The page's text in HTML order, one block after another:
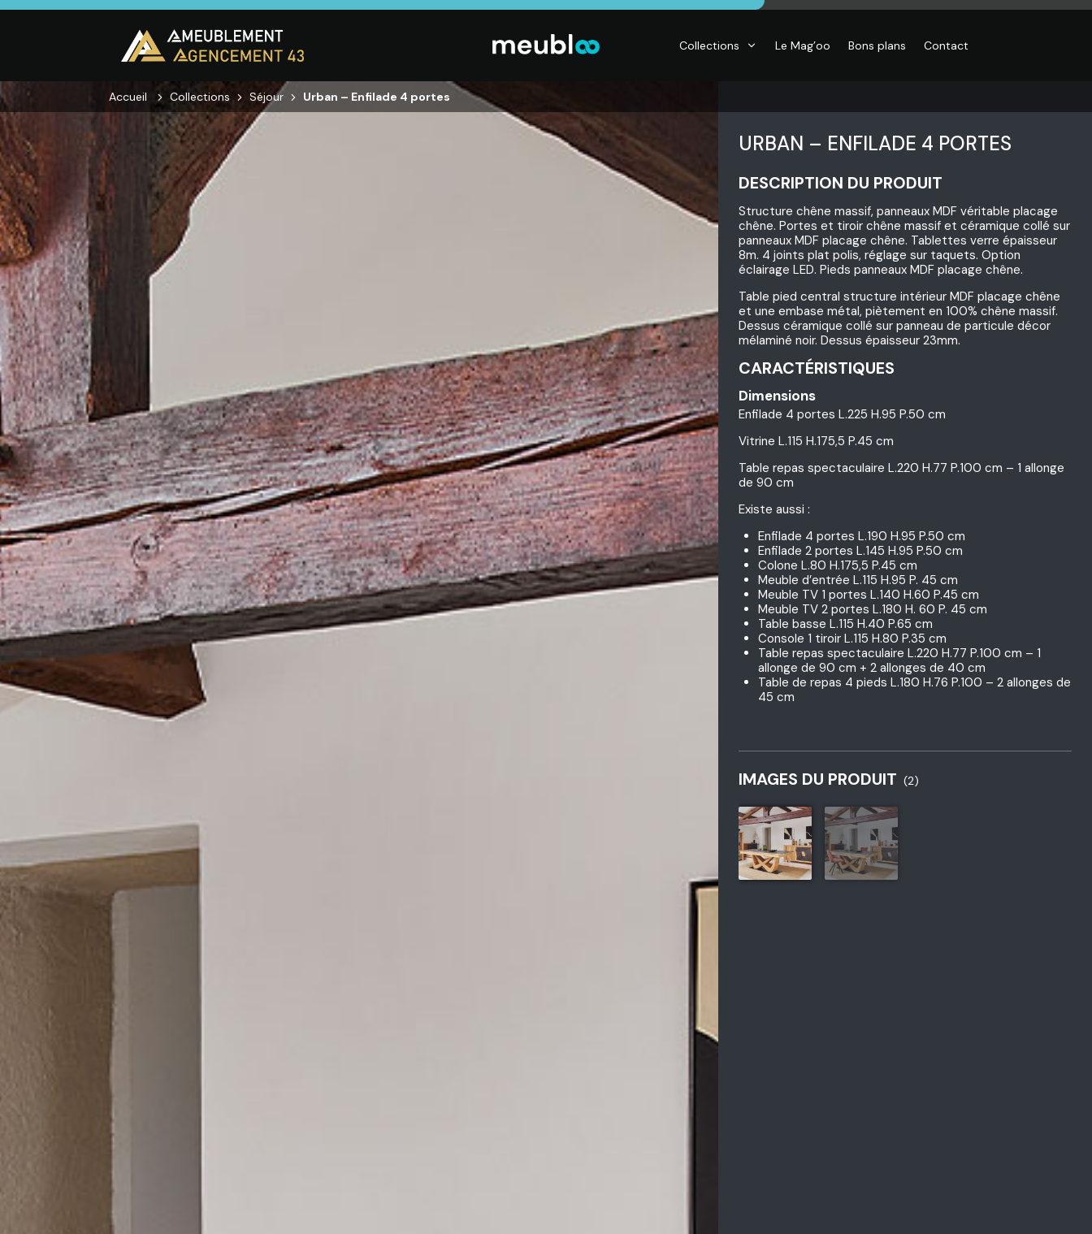
Collections
CUISINE
Cuisines
équipées,
adaptées à vos
mesures.
SALON
Canapés droits,
Salons d’angles
& composables,
Fauteuils et
canapés de
DÉCO
Accessoires de
maison, Objets
Luminaires,
Déco murales
Le Mag’oo Bons plans Contact
Accueil Collections Séjour Urban – Enfilade 4 portes
URBAN – ENFILADE 4 PORTES
DESCRIPTION DU PRODUIT
Structure chêne massif, panneaux MDF véritable placage
chêne. Portes et tiroir chêne massif et céramique collé sur
panneaux MDF placage chêne. Tablettes verre épaisseur
8m. 4 joints plat polis, réglage sur taquets. Option
éclairage LED. Pieds panneaux MDF placage chêne.
Table pied central structure intérieur MDF placage chêne
et une embase métal, piètement en 100% chêne massif.
Dessus céramique collé sur panneau de particule décor
mélaminé noir. Dessus épaisseur 23mm.
CARACTÉRISTIQUES
Dimensions
Enfilade 4 portes L.225 H.95 P.50 cm
Vitrine L.115 H.175,5 P.45 cm
Table repas spectaculaire L.220 H.77 P.100 cm – 1 allonge
de 90 cm
Existe aussi :
Enfilade 4 portes L.190 H.95 P.50 cm
Enfilade 2 portes L.145 H.95 P.50 cm
Colone L.80 H.175,5 P.45 cm
Meuble d’entrée L.115 H.95 P. 45 cm
Meuble TV 1 portes L.140 H.60 P.45 cm
Meuble TV 2 portes L.180 H. 60 P. 45 cm
Table basse L.115 H.40 P.65 cm
Console 1 tiroir L.115 H.80 P.35 cm
Table repas spectaculaire L.220 H.77 P.100 cm – 1
allonge de 90 cm + 2 allonges de 40 cm
Table de repas 4 pieds L.180 H.76 P.100 – 2 allonges de
45 cm
IMAGES DU PRODUIT (2)